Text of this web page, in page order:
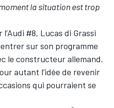
la situation est trop
#8, Lucas di Grassi
sur son programme
le constructeur allemand.
autant l’idée de revenir
qui pourraient se